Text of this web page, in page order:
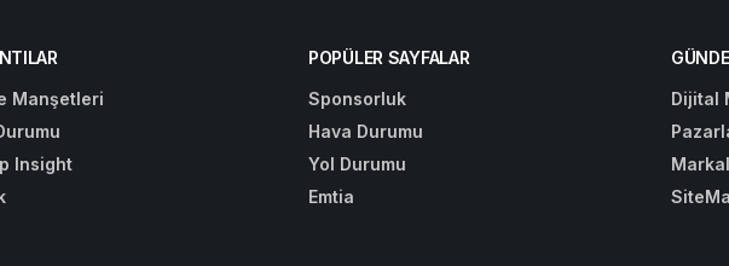
Manşetleri
Insight
POPÜLER SAYFALAR
Sponsorluk
Hava Durumu
Yol Durumu
Emtia
Dijital